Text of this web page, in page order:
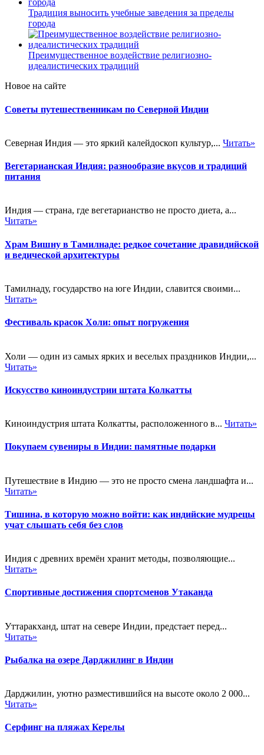
Традиция выносить учебные заведения за пределы
города
Преимущественное воздействие религиозно-
идеалистических традиций
Новое на сайте
Советы путешественникам по Северной Индии
Северная Индия — это яркий калейдоскоп культур,... Читать»
Вегетарианская Индия: разнообразие вкусов и традиций
питания
Индия — страна, где вегетарианство не просто диета, а...
Читать»
Храм Вишну в Тамилнаде: редкое сочетание дравидийской
и ведической архитектуры
Тамилнаду, государство на юге Индии, славится своими...
Читать»
Фестиваль красок Холи: опыт погружения
Холи — один из самых ярких и веселых праздников Индии,...
Читать»
Искусство киноиндустрии штата Колкатты
Киноиндустрия штата Колкатты, расположенного в... Читать»
Покупаем сувениры в Индии: памятные подарки
Путешествие в Индию — это не просто смена ландшафта и...
Читать»
Тишина, в которую можно войти: как индийские мудрецы
учат слышать себя без слов
Индия с древних времён хранит методы, позволяющие...
Читать»
Спортивные достижения спортсменов Утаканда
Уттаракханд, штат на севере Индии, предстает перед...
Читать»
Рыбалка на озере Дарджилинг в Индии
Дарджилин, уютно разместившийся на высоте около 2 000...
Читать»
Серфинг на пляжах Керелы